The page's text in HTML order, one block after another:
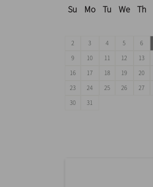
Su
Mo Tu We Th
2
3 4 5 6
9
10 11 12 13
16
17 18 19 20
23
24 25 26 27
30
31